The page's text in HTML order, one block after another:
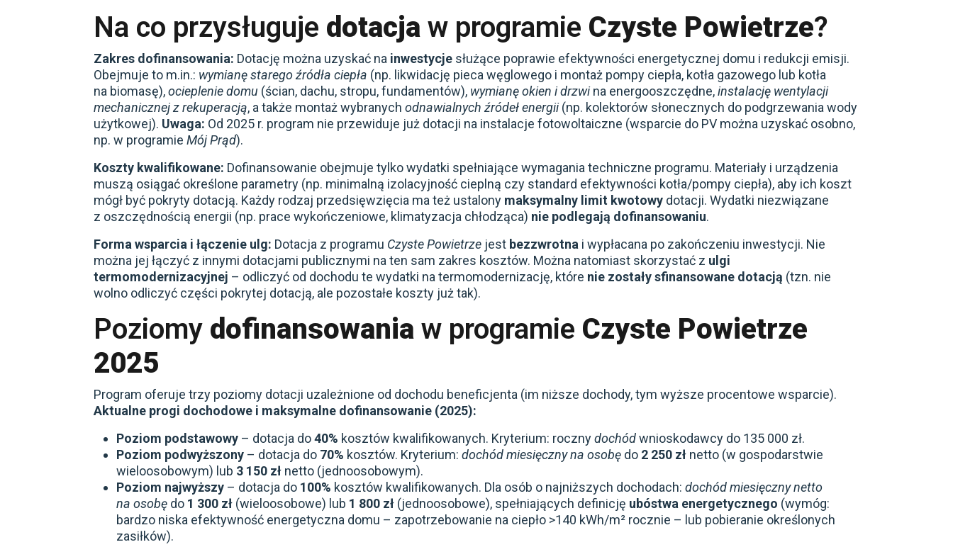
Na co przysługuje dotacja w programie Czyste Powietrze?
Zakres dofinansowania: Dotację można uzyskać na inwestycje służące poprawie efektywności energetycznej domu i redukcji emisji.
Obejmuje to m.in.: wymianę starego źródła ciepła (np. likwidację pieca węglowego i montaż pompy ciepła, kotła gazowego lub kotła
na biomasę),ocieplenie domu (ścian, dachu, stropu, fundamentów), wymianę okien i drzwina energooszczędne,instalację wentylacji
mechanicznej z rekuperacją, a także montaż wybranych odnawialnych źródeł energii(np. kolektorów słonecznych do podgrzewania wody
użytkowej). Uwaga: Od 2025 r. program nie przewiduje już dotacji na instalacje fotowoltaiczne (wsparcie do PV można uzyskać osobno,
np. w programie Mój Prąd).
Koszty kwalifikowane: Dofinansowanie obejmuje tylko wydatki spełniające wymagania techniczne programu. Materiały i urządzenia
muszą osiągać określone parametry (np. minimalną izolacyjność cieplną czy standard efektywności kotła/pompy ciepła), aby ich koszt
mógł być pokryty dotacją. Każdy rodzaj przedsięwzięcia ma też ustalony maksymalny limit kwotowy dotacji. Wydatki niezwiązane
z oszczędnością energii (np. prace wykończeniowe, klimatyzacja chłodząca) nie podlegają dofinansowaniu.
Forma wsparcia i łączenie ulg: Dotacja z programu Czyste Powietrze jest bezzwrotna i wypłacana po zakończeniu inwestycji. Nie
można jej łączyć z innymi dotacjami publicznymi na ten sam zakres kosztów. Można natomiast skorzystać z ulgi
termomodernizacyjnej – odliczyć od dochodu te wydatki na termomodernizację, które nie zostały sfinansowane dotacją (tzn. nie
wolno odliczyć części pokrytej dotacją, ale pozostałe koszty już tak).
Poziomy dofinansowania w programie Czyste Powietrze
2025
Program oferuje trzy poziomy dotacji uzależnione od dochodu beneficjenta (im niższe dochody, tym wyższe procentowe wsparcie).
Aktualne progi dochodowe i maksymalne dofinansowanie (2025):
Poziom podstawowy – dotacja do40% kosztów kwalifikowanych. Kryterium: rocznydochódwnioskodawcy do 135 000 zł.
Poziom podwyższony – dotacja do 70% kosztów. Kryterium: dochód miesięczny na osobę do 2 250 zł netto (w gospodarstwie
wieloosobowym) lub 3 150 zł netto (jednoosobowym).
Poziom najwyższy – dotacja do 100% kosztów kwalifikowanych. Dla osób o najniższych dochodach: dochód miesięczny netto
na osobę do 1 300 zł (wieloosobowe) lub 1 800 zł (jednoosobowe), spełniających definicję ubóstwa energetycznego (wymóg:
bardzo niska efektywność energetyczna domu – zapotrzebowanie na ciepło >140 kWh/m² rocznie – lub pobieranie określonych
zasiłków).